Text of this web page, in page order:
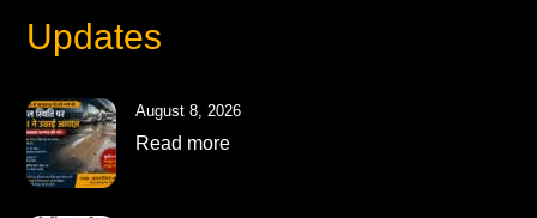
Updates
August 8, 2026
Read more